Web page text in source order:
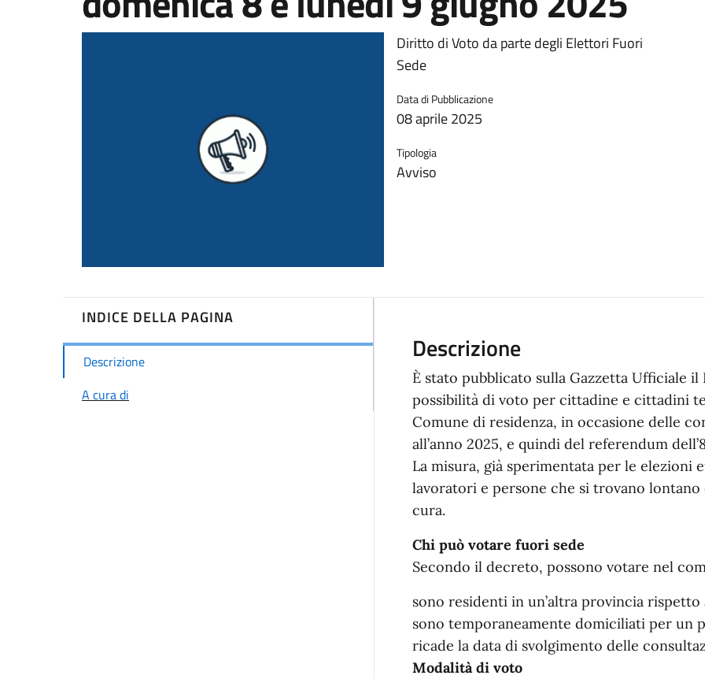
Diritto di Voto da parte degli Elettori Fuori
Sede
Data di Pubblicazione
08 aprile 2025
Tipologia
Avviso
INDICE DELLA PAGINA
A cura di
È stato pubblicato sulla Gazzetta Ufficiale
possibilità di voto per cittadine e cittadini
Comune di residenza, in occasione delle
all’anno 2025, e quindi del referendum
La misura, già sperimentata per le elezioni
lavoratori e persone che si trovano
cura.
Chi può votare fuori sede
Secondo il decreto, possono votare nel
sono residenti in un’altra provincia
sono temporaneamente domiciliati per un
ricade la data di svolgimento delle
Modalità di voto